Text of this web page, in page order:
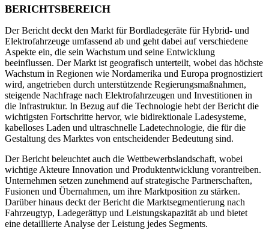
BERICHTSBEREICH
Der Bericht deckt den Markt für Bordladegeräte für Hybrid- und
Elektrofahrzeuge umfassend ab und geht dabei auf verschiedene
Aspekte ein, die sein Wachstum und seine Entwicklung
beeinflussen. Der Markt ist geografisch unterteilt, wobei das höchste
Wachstum in Regionen wie Nordamerika und Europa prognostiziert
wird, angetrieben durch unterstützende Regierungsmaßnahmen,
steigende Nachfrage nach Elektrofahrzeugen und Investitionen in
die Infrastruktur. In Bezug auf die Technologie hebt der Bericht die
wichtigsten Fortschritte hervor, wie bidirektionale Ladesysteme,
kabelloses Laden und ultraschnelle Ladetechnologie, die für die
Gestaltung des Marktes von entscheidender Bedeutung sind.
Der Bericht beleuchtet auch die Wettbewerbslandschaft, wobei
wichtige Akteure Innovation und Produktentwicklung vorantreiben.
Unternehmen setzen zunehmend auf strategische Partnerschaften,
Fusionen und Übernahmen, um ihre Marktposition zu stärken.
Darüber hinaus deckt der Bericht die Marktsegmentierung nach
Fahrzeugtyp, Ladegerättyp und Leistungskapazität ab und bietet
eine detaillierte Analyse der Leistung jedes Segments.